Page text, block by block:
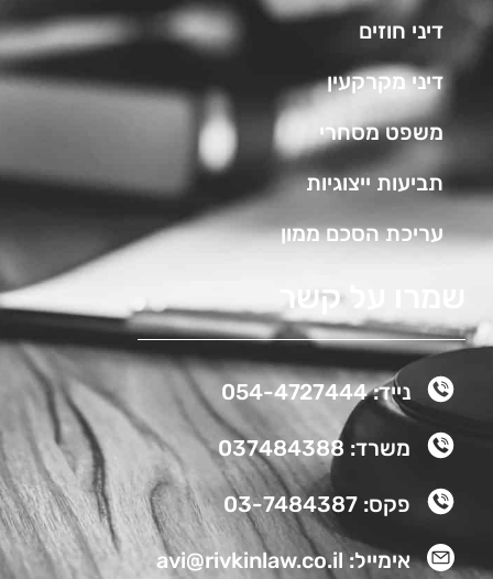
דיני חוזים
דיני מקרקעין
משפט מסחרי
תביעות ייצוגיות
עריכת הסכם ממון
שמרו על קשר
נייד: 054-4727444
משרד: 037484388
פקס: 03-7484387
אימייל: avi@rivkinlaw.co.il